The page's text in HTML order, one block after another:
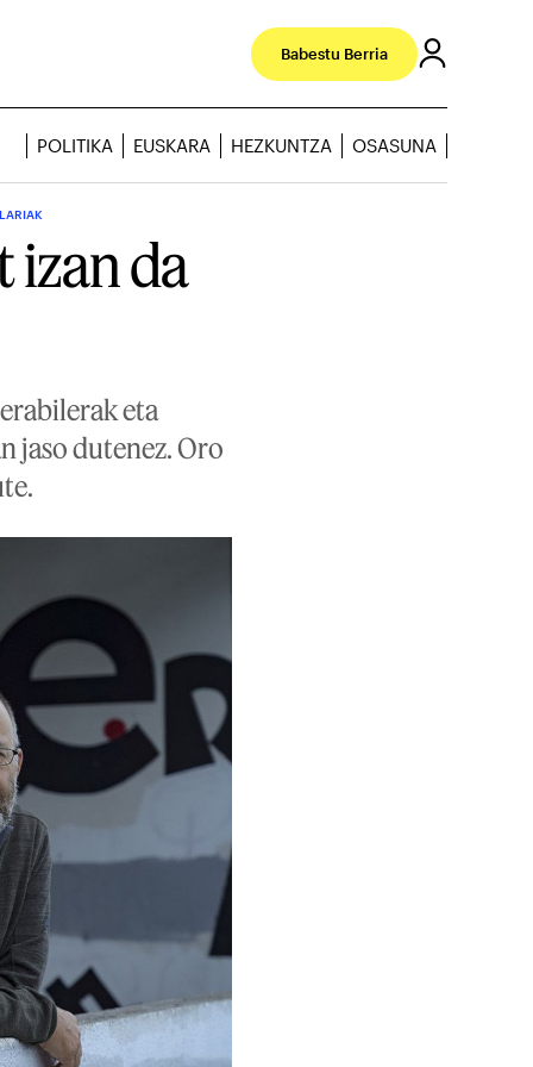
Babestu Berria
POLITIKA EUSKARA HEZKUNTZA OSASUNA
izan da
eta
jaso dutenez. Oro